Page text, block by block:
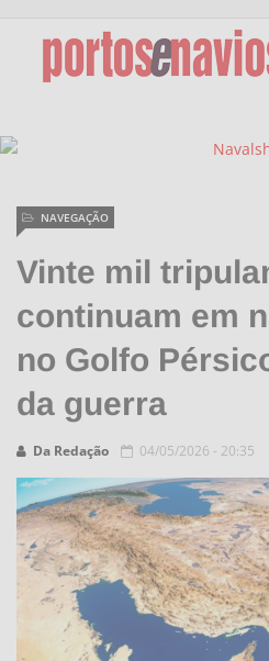
Vinte mil
continuam em
no Golfo
da guerra
Da Redação
NAVEGAÇÃO
04/05/2026 - 20:35